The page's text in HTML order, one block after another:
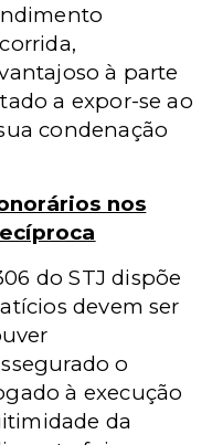
à parte
a expor-se ao
condenação
nos
do STJ dispõe
devem ser
o
à execução
da